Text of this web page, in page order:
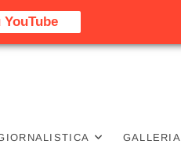
GALLERIA
YouTube